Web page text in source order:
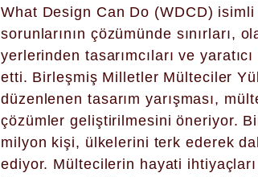
What Design Can Do (WDCD) isimli
sorunlarının çözümünde sınırları,
yerlerinden tasarımcıları ve
etti. Birleşmiş Milletler Mülteciler
düzenlenen tasarım yarışması,
çözümler geliştirilmesini öneriyor.
milyon kişi, ülkelerini terk ederek
ediyor. Mültecilerin hayati